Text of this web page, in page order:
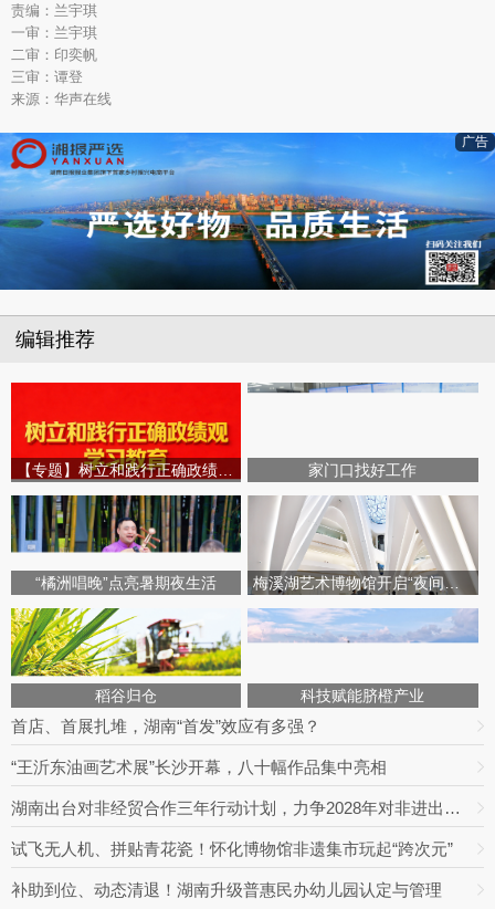
责编：兰宇琪
一审：兰宇琪
二审：印奕帆
三审：谭登
来源：华声在线
广告
编辑推荐
家门口找好工作
“橘洲唱晚”点亮暑期夜生活 梅溪湖艺术博物馆开启“夜间模式”
稻谷归仓 科技赋能脐橙产业
首店、首展扎堆，湖南“首发”效应有多强？
“王沂东油画艺术展”长沙开幕，八十幅作品集中亮相
湖南出台对非经贸合作三年行动计划，力争2028年对非进出口额达800亿元
试飞无人机、拼贴青花瓷！怀化博物馆非遗集市玩起“跨次元”
补助到位、动态清退！湖南升级普惠民办幼儿园认定与管理